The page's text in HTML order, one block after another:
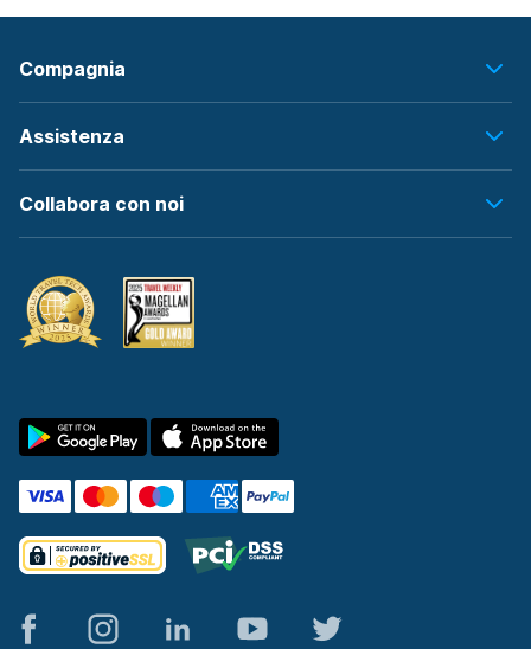
Compagnia
Assistenza
Collabora con noi